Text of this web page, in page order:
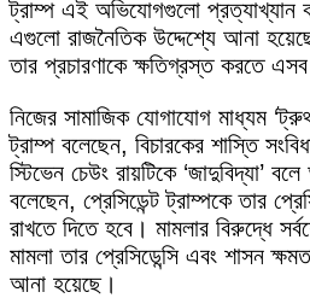
ট্রাম্প এই অভিযোগগুলো প্রত্যাখ্যান
এগুলো রাজনৈতিক উদ্দেশ্যে আনা
তার প্রচারণাকে ক্ষতিগ্রস্ত করতে
নিজের সামাজিক যোগাযোগ মাধ্যম
ট্রাম্প বলেছেন, বিচারকের শাস্তি
স্টিভেন চেউং রায়টিকে ‘জাদুবিদ্যা’
বলেছেন, প্রেসিডেন্ট ট্রাম্পকে তার
রাখতে দিতে হবে। মামলার বিরুদ্ধে
মামলা তার প্রেসিডেন্সি এবং শাসন
আনা হয়েছে।